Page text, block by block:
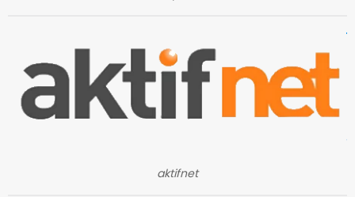
aktifnet